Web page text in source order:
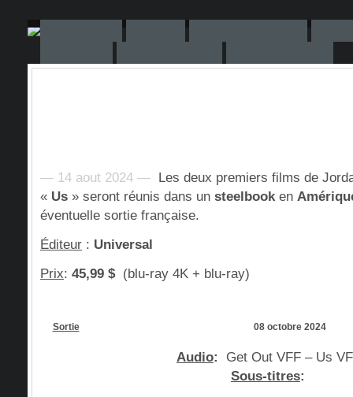
— 14 aout 2024 — Les deux premiers films de
« Us » seront réunis dans un steelbook en
éventuelle sortie française.
Éditeur : Universal
Prix: 45,99 $(blu-ray 4K + blu-ray)
Sortie 08 octobre 2024
Audio:
Get Out VFF – Us
Sous-titres: